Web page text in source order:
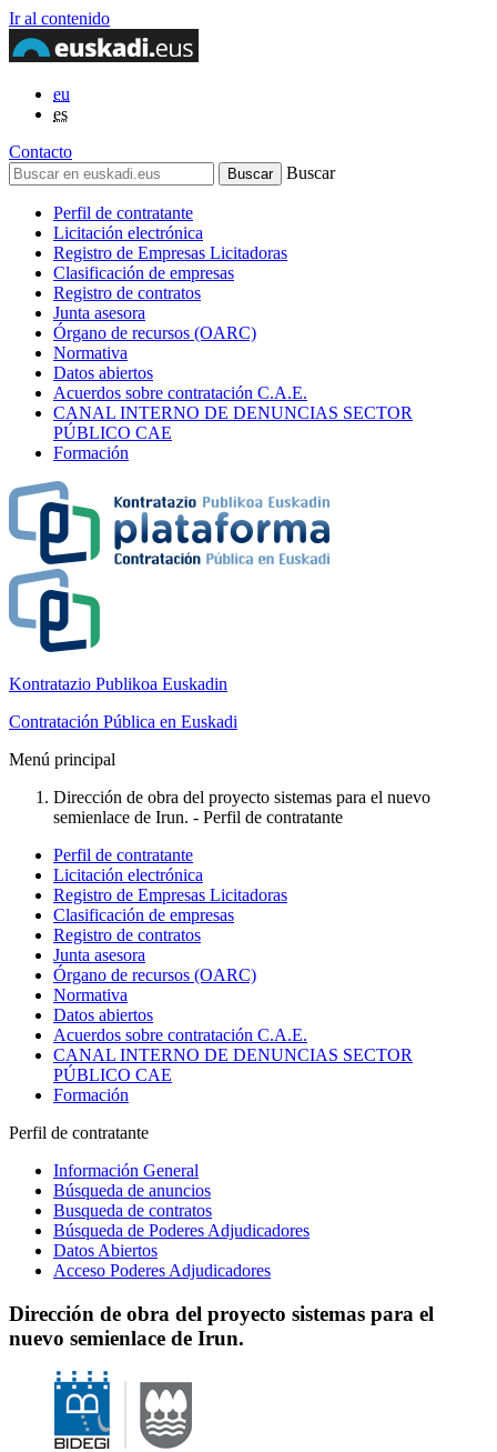
Ir al contenido
eu
es
Contacto
Buscar
Perfil de contratante
Licitación electrónica
Registro de Empresas Licitadoras
Clasificación de empresas
Registro de contratos
Junta asesora
Órgano de recursos (OARC)
Normativa
Datos abiertos
Acuerdos sobre contratación C.A.E.
CANAL INTERNO DE DENUNCIAS SECTOR
PÚBLICO CAE
Formación
Kontratazio Publikoa Euskadin
Contratación Pública en Euskadi
Menú principal
Dirección de obra del proyecto sistemas para el nuevo
semienlace de Irun. - Perfil de contratante
Perfil de contratante
Licitación electrónica
Registro de Empresas Licitadoras
Clasificación de empresas
Registro de contratos
Junta asesora
Órgano de recursos (OARC)
Normativa
Datos abiertos
Acuerdos sobre contratación C.A.E.
CANAL INTERNO DE DENUNCIAS SECTOR
PÚBLICO CAE
Formación
Perfil de contratante
Información General
Búsqueda de anuncios
Busqueda de contratos
Búsqueda de Poderes Adjudicadores
Datos Abiertos
Acceso Poderes Adjudicadores
Dirección de obra del proyecto sistemas para el
nuevo semienlace de Irun.